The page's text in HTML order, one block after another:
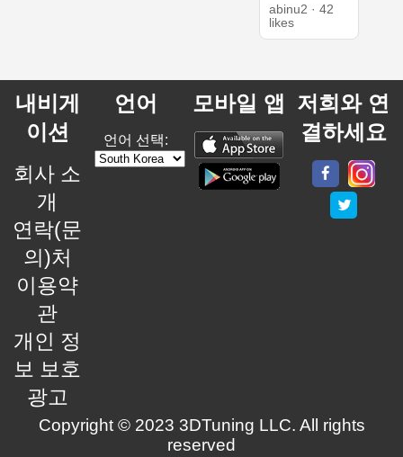
abinu2 · 42
likes
내비게
이션
회사 소
개
연락(문
의)처
이용약
관
개인 정
보 보호
광고
언어
언어 선택:
모바일 앱 저희와 연
결하세요
Copyright © 2023 3DTuning LLC. All rights
reserved